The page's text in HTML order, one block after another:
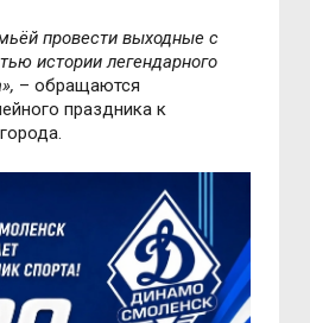
провести выходные с
истории легендарного
– обращаются
праздника к